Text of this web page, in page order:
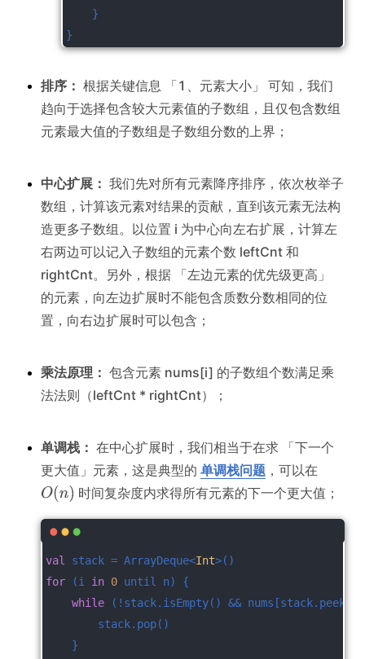
}
}
排序： 根据关键信息 「1、元素大小」 可知，我们
趋向于选择包含较大元素值的子数组，且仅包含数组
元素最大值的子数组是子数组分数的上界；
中心扩展： 我们先对所有元素降序排序，依次枚举子
数组，计算该元素对结果的贡献，直到该元素无法构
造更多子数组。以位置 i 为中心向左右扩展，计算左
右两边可以记入子数组的元素个数 leftCnt 和
rightCnt。另外，根据 「左边元素的优先级更高」
的元素，向左边扩展时不能包含质数分数相同的位
置，向右边扩展时可以包含；
乘法原理： 包含元素 nums[i] 的子数组个数满足乘
法法则（leftCnt * rightCnt）；
单调栈： 在中心扩展时，我们相当于在求 「下一个
更大值」元素，这是典型的 单调栈问题 ，可以在
时间复杂度内求得所有元素的下一个更大值；
val stack = ArrayDeque<Int>()
for (i in 0 until n) {
while (!stack.isEmpty() &&
stack.pop()
}